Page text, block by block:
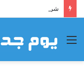
شراكة إيجي تاورز مع
القائمة